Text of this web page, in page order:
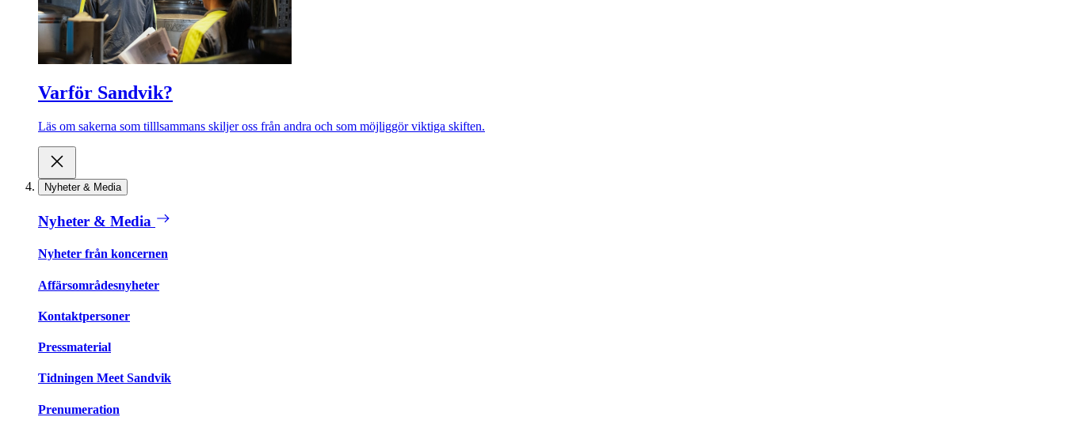
Varför Sandvik?
Läs om sakerna som tilllsammans skiljer oss från andra och som möjliggör viktiga skiften.
Nyheter & Media
Nyheter & Media
Nyheter från koncernen
Affärsområdesnyheter
Kontaktpersoner
Pressmaterial
Tidningen Meet Sandvik
Prenumeration